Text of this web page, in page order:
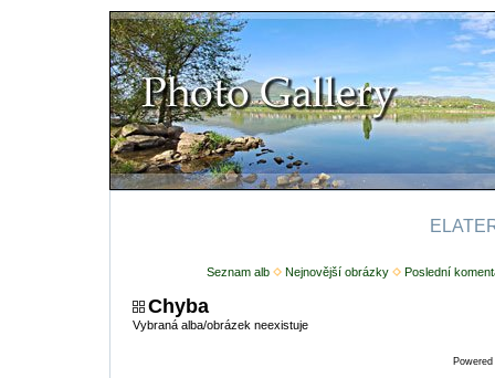
Seznam alb Nejnovější obrázky Poslední
Chyba
Vybraná alba/obrázek neexistuje